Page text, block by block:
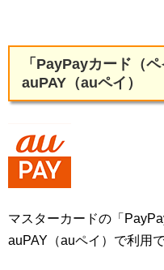
「PayPayカード（
auPAY（auペイ）
マスターカードの「
auPAY（auペイ）で利用で